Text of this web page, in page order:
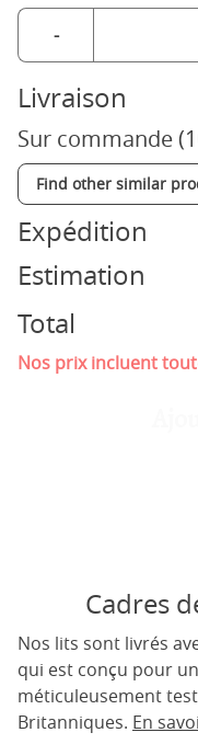
-
Livraison
Sur commande
Find other similar
Expédition
Estimation
Total
Nos prix incluent
Cadres
Nos lits sont livrés
qui est conçu pour
méticuleusement
Britanniques. En